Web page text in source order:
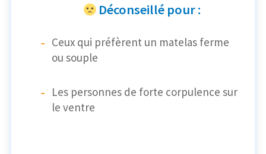
Déconseillé pour :
Ceux qui préfèrent un matelas ferme
ou souple
Les personnes de forte corpulence sur
le ventre